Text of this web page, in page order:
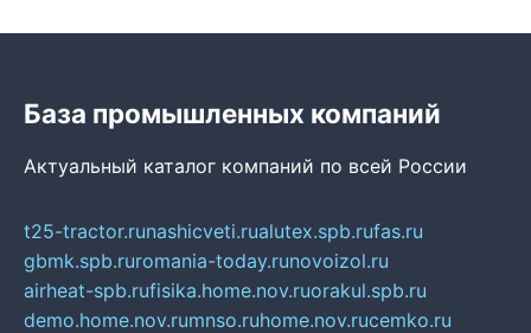
База промышленных компаний
Актуальный каталог компаний по всей России
t25-tractor.runashicveti.rualutex.spb.rufas.ru
gbmk.spb.ruromania-today.runovoizol.ru
airheat-spb.rufisika.home.nov.ruorakul.spb.ru
demo.home.nov.rumnso.ruhome.nov.rucemko.ru